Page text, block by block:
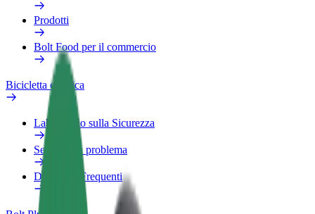
Prodotti
Bolt Food per il commercio
Bicicletta elettrica
Laboratorio sulla Sicurezza
Segnala un problema
Domande Frequenti